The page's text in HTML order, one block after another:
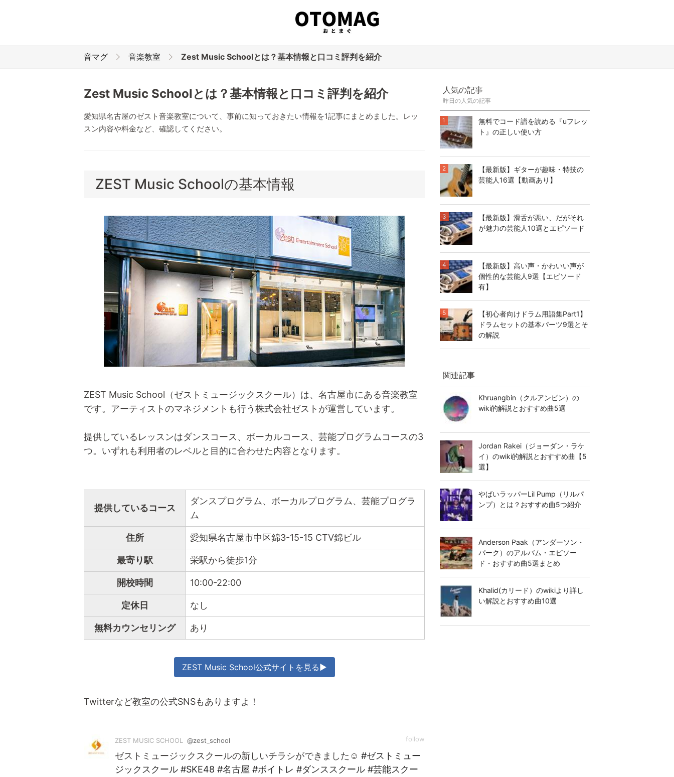
音マグ 音楽教室 Zest Music Schoolとは？基本情報と口コミ評判を紹介
Zest Music Schoolとは？基本情報と口コミ評判を紹介
愛知県名古屋のゼスト音楽教室について、事前に知っておきたい情報を1記事にまとめました。レッ
スン内容や料金など、確認してください。
ZEST Music Schoolの基本情報
ZEST Music School（ゼストミュージックスクール）は、名古屋市にある音楽教室
です。アーティストのマネジメントも行う株式会社ゼストが運営しています。
提供しているレッスンはダンスコース、ボーカルコース、芸能プログラムコースの3
つ。いずれも利用者のレベルと目的に合わせた内容となります。
提供しているコース
ダンスプログラム、ボーカルプログラム、芸能プログラ
ム
住所 愛知県名古屋市中区錦3-15-15 CTV錦ビル
最寄り駅 栄駅から徒歩1分
開校時間 10:00-22:00
定休日 なし
無料カウンセリング あり
ZEST Music School公式サイトを見る▶
Twitterなど教室の公式SNSもありますよ！
ZEST MUSIC SCHOOL @zest_school follow
ゼストミュージックスクールの新しいチラシができました☺️ #ゼストミュー
ジックスクール #SKE48 #名古屋 #ボイトレ #ダンススクール #芸能スクー
人気の記事
昨日の人気の記事
無料でコード譜を読める『uフレッ
ト』の正しい使い方
1
【最新版】ギターが趣味・特技の
芸能人16選【動画あり】
2
【最新版】滑舌が悪い、だがそれ
が魅力の芸能人10選とエピソード
3
【最新版】高い声・かわいい声が
個性的な芸能人9選【エピソード
有】
4
【初心者向けドラム用語集Part1】
ドラムセットの基本パーツ9選とそ
の解説
5
関連記事
Khruangbin（クルアンビン）の
wiki的解説とおすすめ曲5選
Jordan Rakei（ジョーダン・ラケ
イ）のwiki的解説とおすすめ曲【5
選】
やばいラッパーLil Pump（リルパ
ンプ）とは？おすすめ曲5つ紹介
Anderson Paak（アンダーソン・
パーク）のアルバム・エピソー
ド・おすすめ曲5選まとめ
Khalid(カリード）のwikiより詳し
い解説とおすすめ曲10選